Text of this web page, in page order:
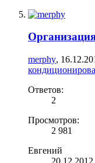
merphy,
Ответов:
2
Просмотров:
2 981
Евгений
20.12.2012